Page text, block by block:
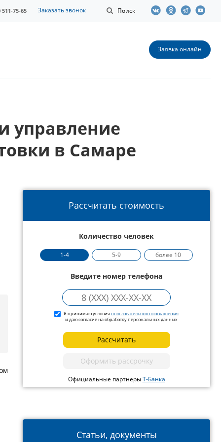
Поиск
511-75-65 Заказать звонок
Заявка онлайн
управление
в Самаре
Рассчитать стоимость
Количество человек
1-4 5-9 более 10
Введите номер телефона
Я принимаю условияпользовательского соглашения
и даю согласие на обработку персональных данных
Рассчитать
Оформить рассрочку
Официальные партнерыТ-Банка
Статьи, документы